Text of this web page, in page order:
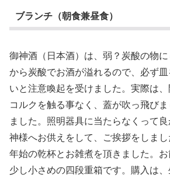
ブランチ（朝食兼昼食）
御神酒（日本酒）は、弱？炭酸の物
から炭酸でお酒が溢れるので、必ず
いと注意喚起を受けました。実際は、
コルクを触る事なく、蓋が吹っ飛び
ました。照明器具に当たらなくって
神様へお供えをして、ご挨拶をしま
年始の乾杯とお雑煮を頂きました。お
少し小さめの四段重箱です。購入は